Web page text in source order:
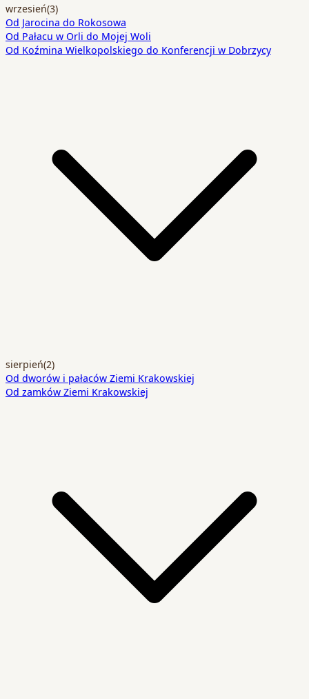
wrzesień(3)
Od Jarocina do Rokosowa
Od Pałacu w Orli do Mojej Woli
Od Koźmina Wielkopolskiego do Konferencji w Dobrzycy
sierpień(2)
Od dworów i pałaców Ziemi Krakowskiej
Od zamków Ziemi Krakowskiej